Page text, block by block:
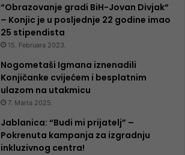
“Obrazovanje gradi BiH-Jovan Divjak“
– Konjic je u posljednje 22 godine imao
25 ​​stipendista
15. Februara 2023.
Nogometaši Igmana iznenadili
Konjičanke cvijećem i besplatnim
ulazom na utakmicu
7. Marta 2025.
Jablanica: “Budi mi prijatelj” –
Pokrenuta kampanja za izgradnju
inkluzivnog centra!